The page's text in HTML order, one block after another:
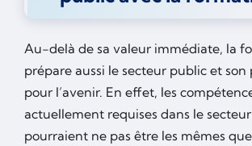
Au-delà de sa valeur immédiate, la
prépare aussi le secteur public et son
pour l’avenir. En effet, les
actuellement requises dans le
pourraient ne pas être les mêmes